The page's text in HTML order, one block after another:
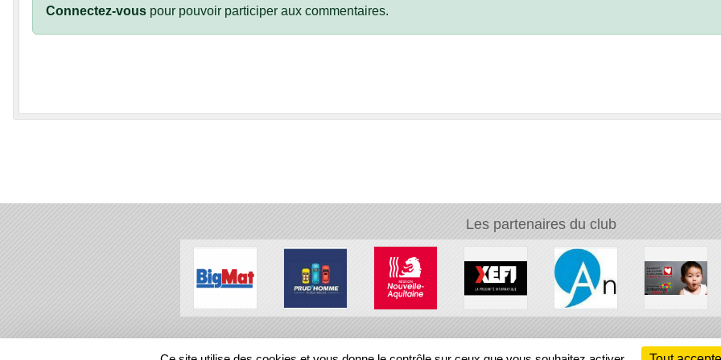
Connectez-vous pour pouvoir participer aux commentaires.
Les partenaires du club
REGIONS